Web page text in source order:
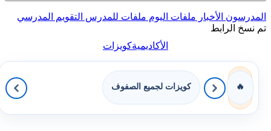
المدرسون الأخبار ملفات اليوم ملفات للمدرس التقويم المدرسي
تم نسخ الرابط
الأكاديميةكويزات
🔥 كويزات لجميع الصفوف